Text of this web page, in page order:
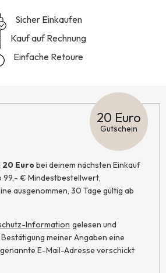
Sicher Einkaufen
Kauf auf Rechnung
Einfache Retoure
20 Euro
Gutschein
20 Eurobei deinem nächsten Einkauf
99,- € Mindestbestellwert,
ausgenommen, 30 Tage gültig ab
Information gelesen und
meiner Angaben eine
E-Mail-Adresse verschickt